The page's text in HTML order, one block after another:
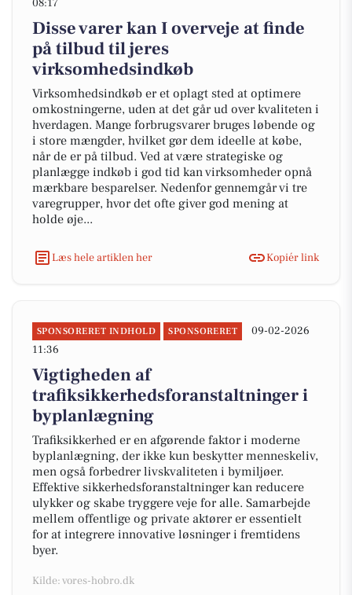
08:17
Disse varer kan I overveje at finde
på tilbud til jeres
virksomhedsindkøb
Virksomhedsindkøb er et oplagt sted at optimere
omkostningerne, uden at det går ud over kvaliteten i
hverdagen. Mange forbrugsvarer bruges løbende og
i store mængder, hvilket gør dem ideelle at købe,
når de er på tilbud. Ved at være strategiske og
planlægge indkøb i god tid kan virksomheder opnå
mærkbare besparelser. Nedenfor gennemgår vi tre
varegrupper, hvor det ofte giver god mening at
holde øje...
Læs hele artiklen her Kopiér link
SPONSORERET INDHOLD SPONSORERET
09-02-2026
11:36
Vigtigheden af
trafiksikkerhedsforanstaltninger i
byplanlægning
Trafiksikkerhed er en afgørende faktor i moderne
byplanlægning, der ikke kun beskytter menneskeliv,
men også forbedrer livskvaliteten i bymiljøer.
Effektive sikkerhedsforanstaltninger kan reducere
ulykker og skabe tryggere veje for alle. Samarbejde
mellem offentlige og private aktører er essentielt
for at integrere innovative løsninger i fremtidens
byer.
Kilde: vores-hobro.dk